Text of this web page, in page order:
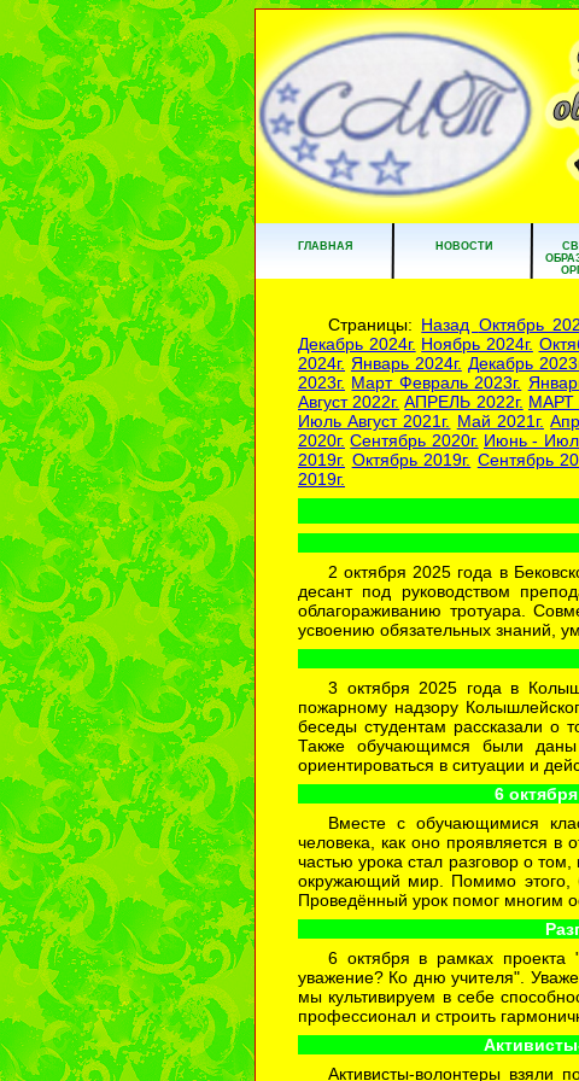
ГЛАВНАЯ НОВОСТИ
Страницы: Назад Октябрь
Декабрь 2024г. Ноябрь 2024г.
2024г. Январь 2024г. Декабрь
2023г. Март Февраль 2023г.
Август 2022г. АПРЕЛЬ 2022г. МАРТ
Июль Август 2021г. Май 2021г.
2020г. Сентябрь 2020г. Июнь -
2019г. Октябрь 2019г. Сентябрь
2019г.
2 октября 2025 года в
десант под руководством
облагораживанию тротуара.
усвоению обязательных знаний,
3 октября 2025 года в
пожарному надзору
беседы студентам рассказали о
Также обучающимся были даны
ориентироваться в ситуации и
6
Вместе с обучающимися
человека, как оно проявляется
частью урока стал разговор о
окружающий мир. Помимо этого,
Проведённый урок помог многим
6 октября в рамках
уважение? Ко дню учителя".
мы культивируем в себе
профессионал и строить
Активисты-волонтеры взяли